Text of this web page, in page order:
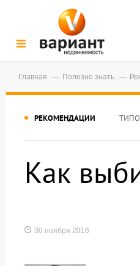
Главная Полезно знать
РЕКОМЕНДАЦИИ
Как
30 ноября 2016